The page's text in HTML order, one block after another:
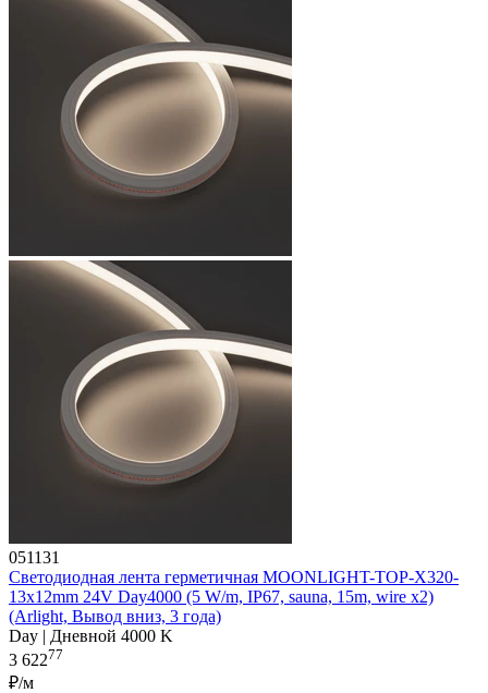
051131
Светодиодная лента герметичная MOONLIGHT-TOP-X320-
13x12mm 24V Day4000 (5 W/m, IP67, sauna, 15m, wire x2)
(Arlight, Вывод вниз, 3 года)
Day | Дневной 4000 K
3 62277
₽/м